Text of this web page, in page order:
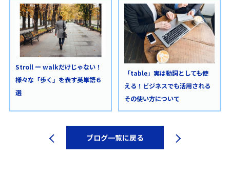
Stroll ー walkだけじゃない！
様々な「歩く」を表す英単語６
選
「table」実は動詞としても使
える！ビジネスでも活用される
その使い方について
ブログ一覧に戻る